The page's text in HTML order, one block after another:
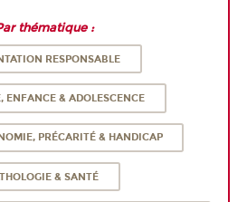
thématique :
RESPONSABLE
ENFANCE & ADOLESCENCE
PRÉCARITÉ & HANDICAP
& SANTÉ